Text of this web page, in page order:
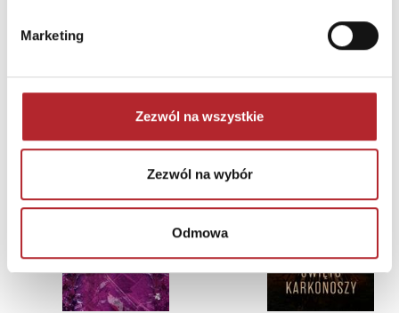
Marketing
Zezwól na wszystkie
Zezwól na wybór
Odmowa
Zaloguj się, aby kupić
NAJCZĘŚCIEJ KUPOWANE zobacz więcej
TOP 100
TOP 100
Wyłączność